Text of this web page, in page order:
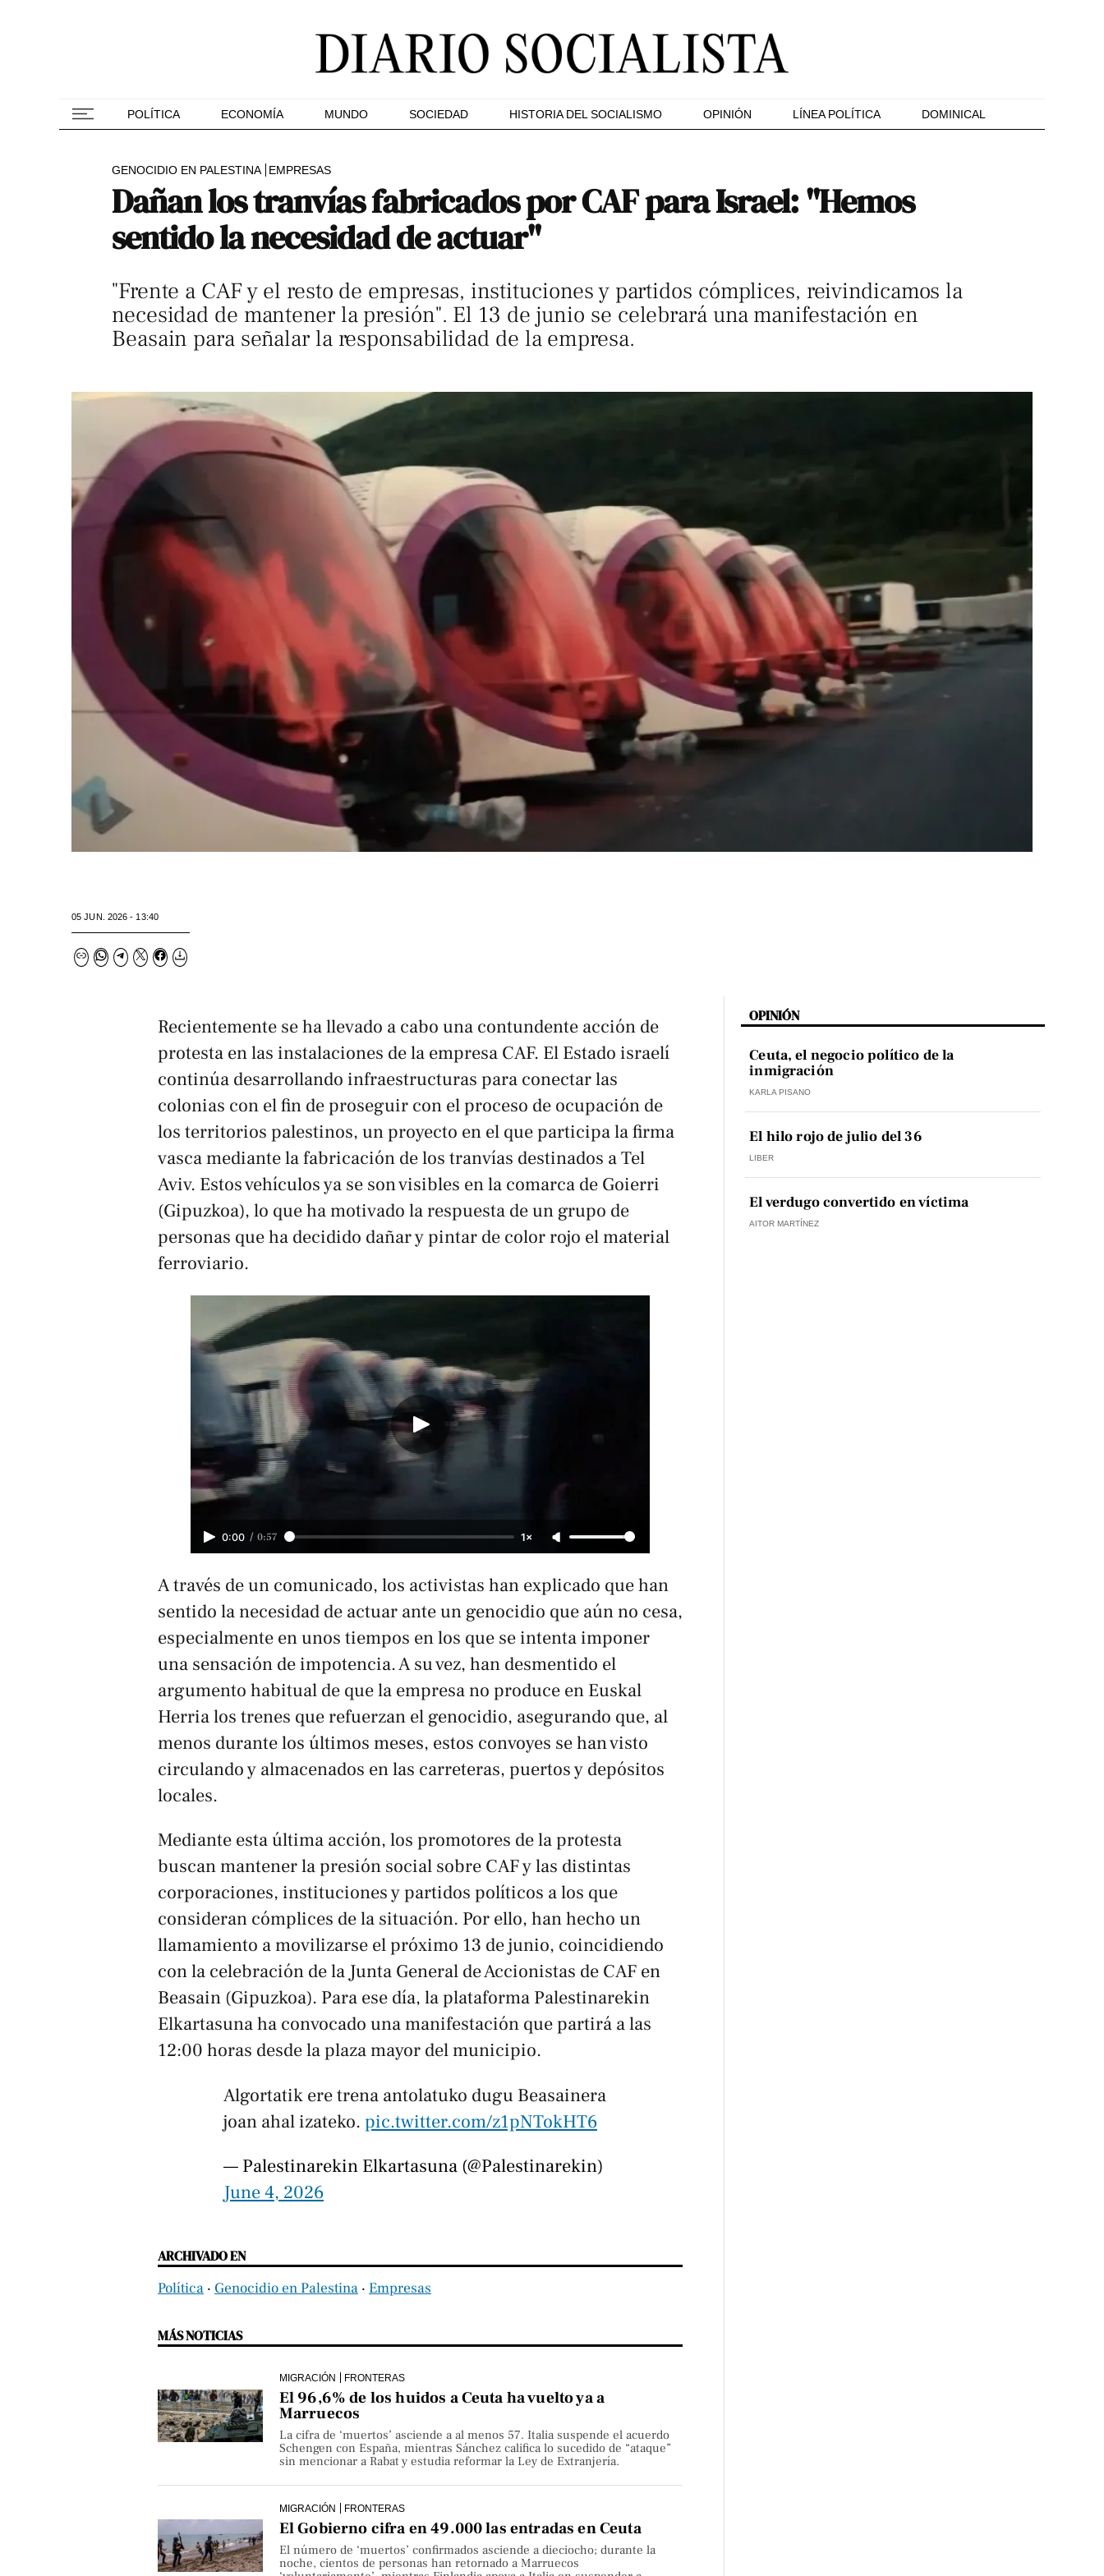
POLÍTICA ECONOMÍA MUNDO SOCIEDAD HISTORIA DEL SOCIALISMO OPINIÓN LÍNEA POLÍTICA DOMINICAL
GENOCIDIO EN PALESTINA EMPRESAS
Dañan los tranvías fabricados por CAF para Israel: "Hemos
sentido la necesidad de actuar"
"Frente a CAF y el resto de empresas, instituciones y partidos cómplices, reivindicamos la
necesidad de mantener la presión". El 13 de junio se celebrará una manifestación en
Beasain para señalar la responsabilidad de la empresa.
05 JUN. 2026 - 13:40
Recientemente se ha llevado a cabo una contundente acción de
protesta en las instalaciones de la empresa CAF. El Estado israelí
continúa desarrollando infraestructuras para conectar las
colonias con el fin de proseguir con el proceso de ocupación de
los territorios palestinos, un proyecto en el que participa la firma
vasca mediante la fabricación de los tranvías destinados a Tel
Aviv. Estos vehículos ya se son visibles en la comarca de Goierri
(Gipuzkoa), lo que ha motivado la respuesta de un grupo de
personas que ha decidido dañar y pintar de color rojo el material
ferroviario.
0:00 / 0:57 1×
A través de un comunicado, los activistas han explicado que han
sentido la necesidad de actuar ante un genocidio que aún no cesa,
especialmente en unos tiempos en los que se intenta imponer
una sensación de impotencia. A su vez, han desmentido el
argumento habitual de que la empresa no produce en Euskal
Herria los trenes que refuerzan el genocidio, asegurando que, al
menos durante los últimos meses, estos convoyes se han visto
circulando y almacenados en las carreteras, puertos y depósitos
locales.
Mediante esta última acción, los promotores de la protesta
buscan mantener la presión social sobre CAF y las distintas
corporaciones, instituciones y partidos políticos a los que
consideran cómplices de la situación. Por ello, han hecho un
llamamiento a movilizarse el próximo 13 de junio, coincidiendo
con la celebración de la Junta General de Accionistas de CAF en
Beasain (Gipuzkoa). Para ese día, la plataforma Palestinarekin
Elkartasuna ha convocado una manifestación que partirá a las
12:00 horas desde la plaza mayor del municipio.
Algortatik ere trena antolatuko dugu Beasainera
joan ahal izateko. pic.twitter.com/z1pNTokHT6
— Palestinarekin Elkartasuna (@Palestinarekin)
June 4, 2026
ARCHIVADO EN
Política ‧ Genocidio en Palestina ‧ Empresas
MÁS NOTICIAS
MIGRACIÓN FRONTERAS
El 96,6% de los huidos a Ceuta ha vuelto ya a
Marruecos
La cifra de ‘muertos’ asciende a al menos 57. Italia suspende el acuerdo
Schengen con España, mientras Sánchez califica lo sucedido de “ataque”
sin mencionar a Rabat y estudia reformar la Ley de Extranjería.
MIGRACIÓN FRONTERAS
El Gobierno cifra en 49.000 las entradas en Ceuta
El número de ‘muertos’ confirmados asciende a dieciocho; durante la
noche, cientos de personas han retornado a Marruecos
OPINIÓN
Ceuta, el negocio político de la
inmigración
KARLA PISANO
El hilo rojo de julio del 36
LIBER
El verdugo convertido en víctima
AITOR MARTÍNEZ